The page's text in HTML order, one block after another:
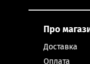
Про
Доставка
Оплата